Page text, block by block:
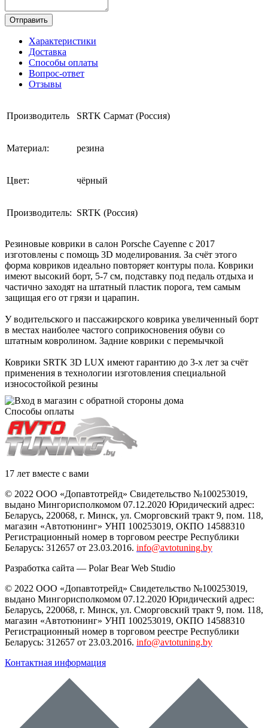
Отправить
Характеристики
Доставка
Способы оплаты
Вопрос-ответ
Отзывы
Производитель SRTK Сармат (Россия)
Материал: резина
Цвет: чёрный
Производитель: SRTK (Россия)
Резиновые коврики в салон Porsche Cayenne c 2017
изготовлены с помощь 3D моделирования. За счёт этого
форма ковриков идеально повторяет контуры пола. Коврики
имеют высокий борт, 5-7 см, подставку под педаль отдыха и
частично заходят на штатный пластик порога, тем самым
защищая его от грязи и царапин.
У водительского и пассажирского коврика увеличенный борт
в местах наиболее частого соприкосновения обуви со
штатным ковролином. Задние коврики с перемычкой
Коврики SRTK 3D LUX имеют гарантию до 3-х лет за счёт
применения в технологии изготовления специальной
износостойкой резины
Способы оплаты
17 лет вместе с вами
© 2022 ООО «Допавтотрейд» Свидетельство №100253019,
выдано Мингорисполкомом 07.12.2020 Юридический адрес:
Беларусь, 220068, г. Минск, ул. Сморговский тракт 9, пом. 118,
магазин «Автотюнинг» УНП 100253019, ОКПО 14588310
Регистрационный номер в торговом реестре Республики
Беларусь: 312657 от 23.03.2016. info@avtotuning.by
Разработка сайта — Polar Bear Web Studio
© 2022 ООО «Допавтотрейд» Свидетельство №100253019,
выдано Мингорисполкомом 07.12.2020 Юридический адрес:
Беларусь, 220068, г. Минск, ул. Сморговский тракт 9, пом. 118,
магазин «Автотюнинг» УНП 100253019, ОКПО 14588310
Регистрационный номер в торговом реестре Республики
Беларусь: 312657 от 23.03.2016. info@avtotuning.by
Контактная информация